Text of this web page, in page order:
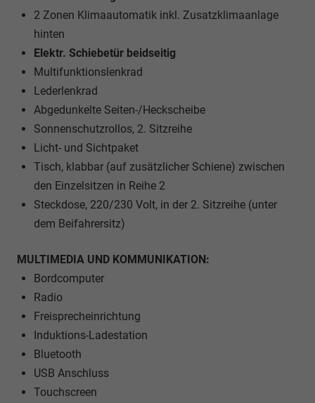
2 Zonen Klimaautomatik inkl. Zusatzklimaanlage
hinten
Elektr. Schiebetür beidseitig
Multifunktionslenkrad
Lederlenkrad
Abgedunkelte Seiten-/Heckscheibe
Sonnenschutzrollos, 2. Sitzreihe
Licht- und Sichtpaket
Tisch, klabbar (auf zusätzlicher Schiene) zwischen
den Einzelsitzen in Reihe 2
Steckdose, 220/230 Volt, in der 2. Sitzreihe (unter
dem Beifahrersitz)
MULTIMEDIA UND KOMMUNIKATION:
Bordcomputer
Radio
Freisprecheinrichtung
Induktions-Ladestation
Bluetooth
USB Anschluss
Touchscreen